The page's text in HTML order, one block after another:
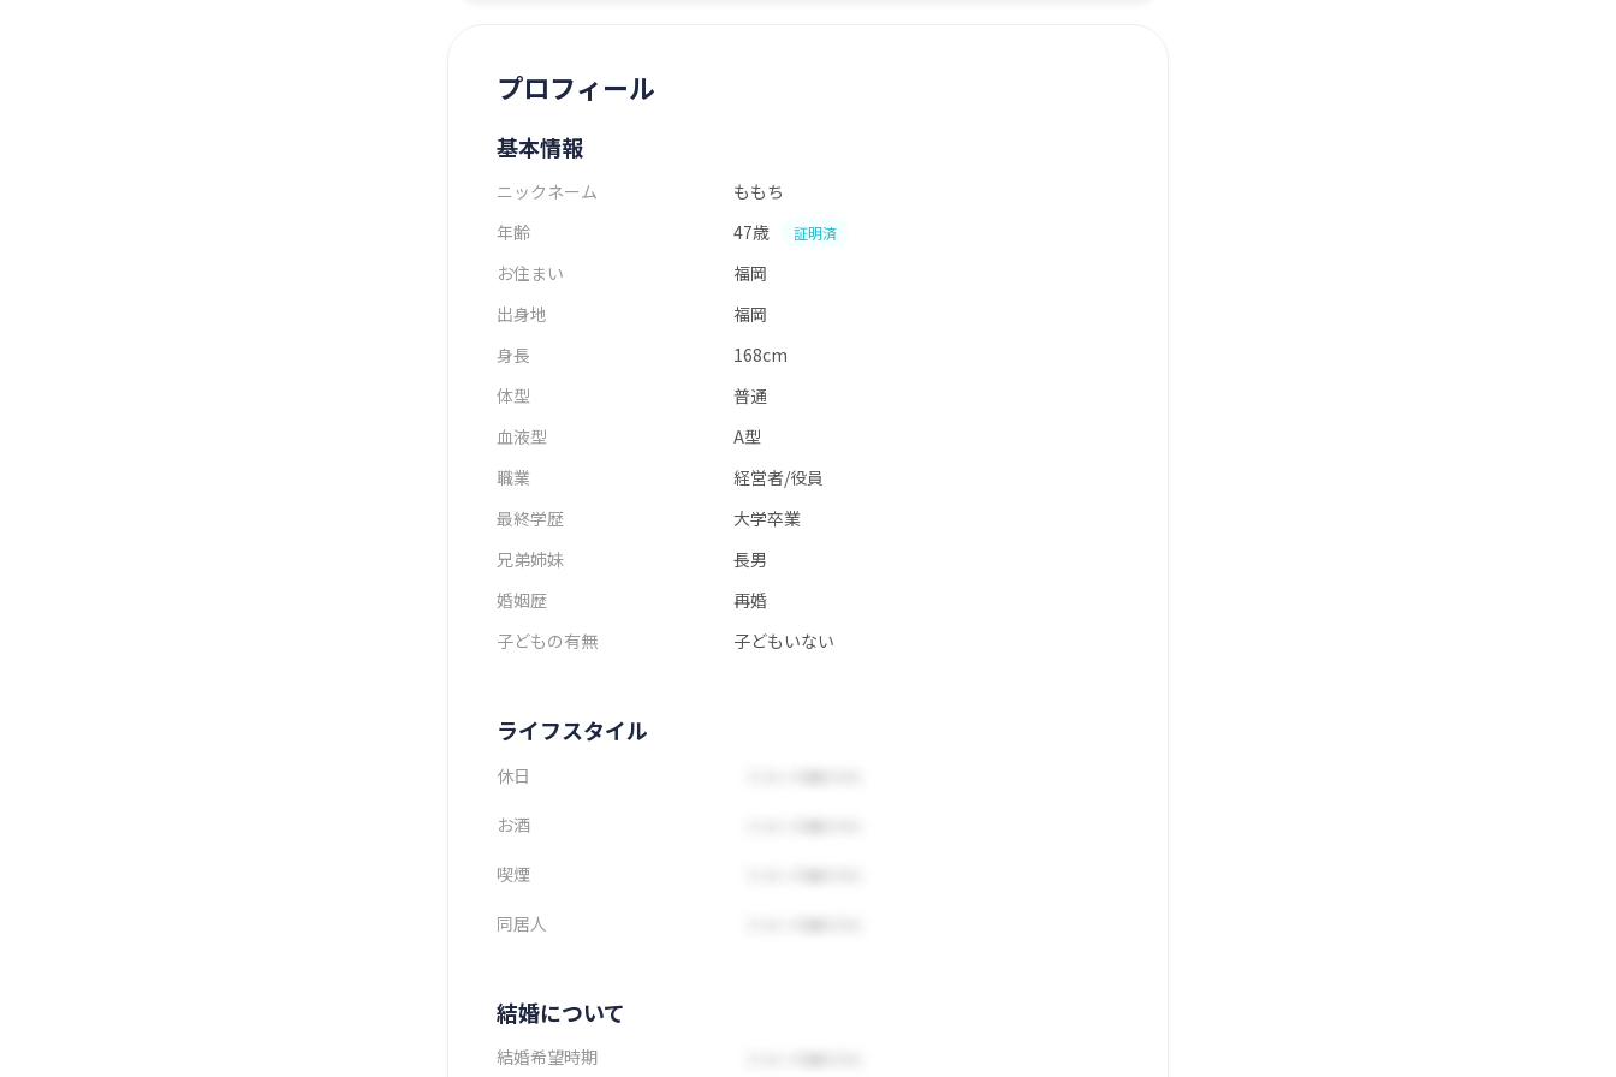
プロフィール
基本情報
ニックネーム
ももち
年齢
47歳 証明済
お住まい
福岡
出身地
福岡
身長
168cm
体型
普通
血液型
A型
職業
経営者/役員
最終学歴
大学卒業
兄弟姉妹
長男
婚姻歴
再婚
子どもの有無
子どもいない
ライフスタイル
休日
お酒
喫煙
同居人
結婚について
結婚希望時期